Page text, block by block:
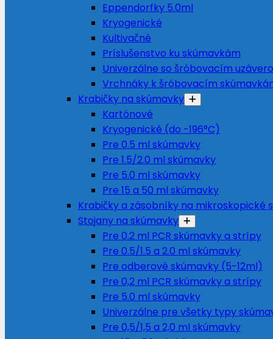
Eppendorfky 5.0ml
Kryogenické
Kultivačné
Príslušenstvo ku skúmavkám
Univerzálne so šróbovacím
Vrchnáky k šróbovacím
Krabičky na skúmavky
Kartónové
Kryogenické (do -196°C)
Pre 0.5 ml skúmavky
Pre 1.5/2.0 ml skúmavky
Pre 5.0 ml skúmavky
Pre 15 a 50 ml skúmavky
Krabičky a zásobníky na mikroskopické
Stojany na skúmavky
Pre 0.2 ml PCR skúmavky a strípy
Pre 0.5/1.5 a 2.0 ml skúmavky
Pre odberové skúmavky (5-12ml)
Pre 0,2 ml PCR skúmavky a strípy
Pre 5.0 ml skúmavky
Univerzálne pre všetky typy
Pre 0,5/1,5 a 2,0 ml skúmavky